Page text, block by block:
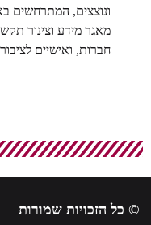
ונוצצים, המתרחשים
מאגר מידע וצינור
חברות, ואישיים
© כל הזכויות שמורות